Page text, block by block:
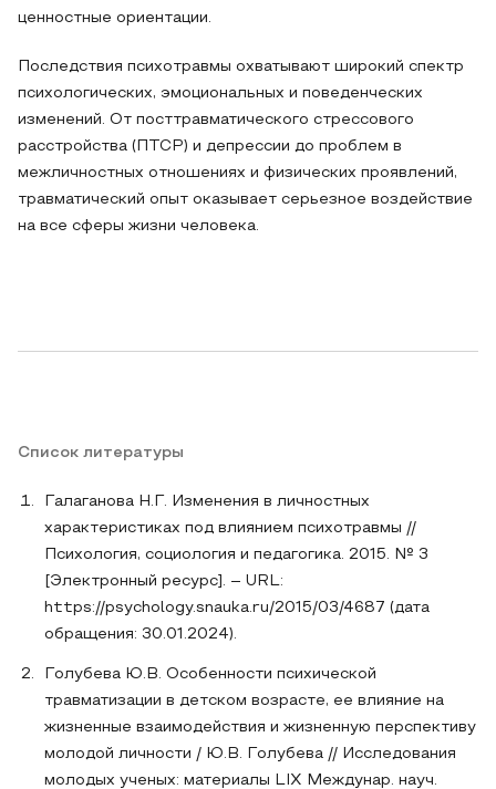
ценностные ориентации.
Последствия психотравмы охватывают широкий спектр
психологических, эмоциональных и поведенческих
изменений. От посттравматического стрессового
расстройства (ПТСР) и депрессии до проблем в
межличностных отношениях и физических проявлений,
травматический опыт оказывает серьезное воздействие
на все сферы жизни человека.
Список литературы
Галаганова Н.Г. Изменения в личностных
характеристиках под влиянием психотравмы //
Психология, социология и педагогика. 2015. № 3
[Электронный ресурс]. – URL:
https://psychology.snauka.ru/2015/03/4687 (дата
обращения: 30.01.2024).
Голубева Ю.В. Особенности психической
травматизации в детском возрасте, ее влияние на
жизненные взаимодействия и жизненную перспективу
молодой личности / Ю.В. Голубева // Исследования
молодых ученых: материалы LIX Междунар. науч.